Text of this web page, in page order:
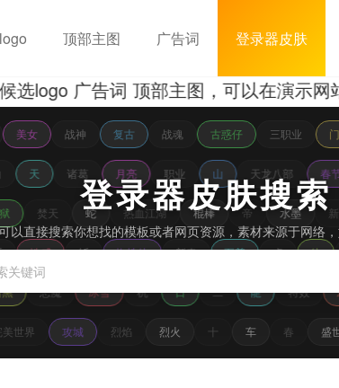
顶部主图 广告词 登录器皮肤
词 顶部主图，可以在演示网站中自
美女 战神 复古 战魂 古惑仔 三职业 门
天 诸葛 月亮 职业 山 天龙八部 春
焚天 蛇 热血江湖 棍棒 帝 水墨 新
性感 斩 蜘蛛侠 新春 至尊 虎 侠
恶魔 冰雪 机 日 二 龍 特效
美世界 攻城 烈焰 烈火 十 车 春 盛
登录器皮肤搜索
以直接搜索你想找的模板或者网页资源，素材来源于网络